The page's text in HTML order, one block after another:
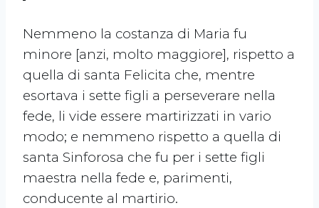
Nemmeno la costanza di Maria fu
minore [anzi, molto maggiore], rispetto a
quella di santa Felicita che, mentre
esortava i sette figli a perseverare nella
fede, li vide essere martirizzati in vario
modo; e nemmeno rispetto a quella di
santa Sinforosa che fu per i sette figli
maestra nella fede e, parimenti,
conducente al martirio.